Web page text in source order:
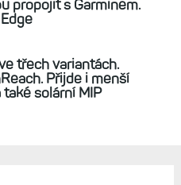
propojit s Garminem.
třech variantách.
Přijde i menší
solární MIP